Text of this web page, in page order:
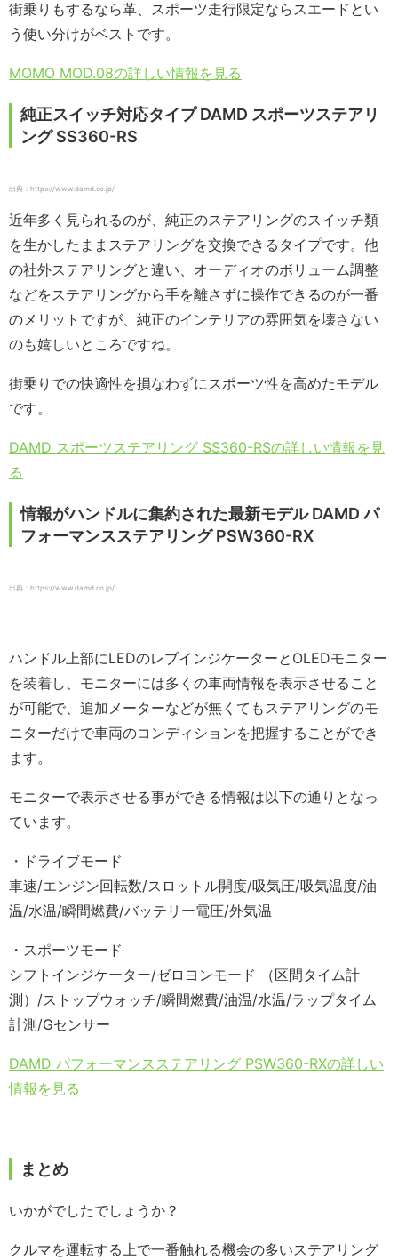
街乗りもするなら革、スポーツ走行限定ならスエードとい
う使い分けがベストです。
MOMO MOD.08の詳しい情報を見る
純正スイッチ対応タイプ DAMD スポーツステアリ
ング SS360-RS
出典：https://www.damd.co.jp/
近年多く見られるのが、純正のステアリングのスイッチ類
を生かしたままステアリングを交換できるタイプです。他
の社外ステアリングと違い、オーディオのボリューム調整
などをステアリングから手を離さずに操作できるのが一番
のメリットですが、純正のインテリアの雰囲気を壊さない
のも嬉しいところですね。
街乗りでの快適性を損なわずにスポーツ性を高めたモデル
です。
DAMD スポーツステアリング SS360-RSの詳しい情報を見
る
情報がハンドルに集約された最新モデル DAMD パ
フォーマンスステアリング PSW360-RX
出典：https://www.damd.co.jp/
ハンドル上部にLEDのレブインジケーターとOLEDモニター
を装着し、モニターには多くの車両情報を表示させること
が可能で、追加メーターなどが無くてもステアリングのモ
ニターだけで車両のコンディションを把握することができ
ます。
モニターで表示させる事ができる情報は以下の通りとなっ
ています。
・ドライブモード
車速/エンジン回転数/スロットル開度/吸気圧/吸気温度/油
温/水温/瞬間燃費/バッテリー電圧/外気温
・スポーツモード
シフトインジケーター/ゼロヨンモード （区間タイム計
測）/ストップウォッチ/瞬間燃費/油温/水温/ラップタイム
計測/Gセンサー
DAMD パフォーマンスステアリング PSW360-RXの詳しい
情報を見る
まとめ
いかがでしたでしょうか？
クルマを運転する上で一番触れる機会の多いステアリング